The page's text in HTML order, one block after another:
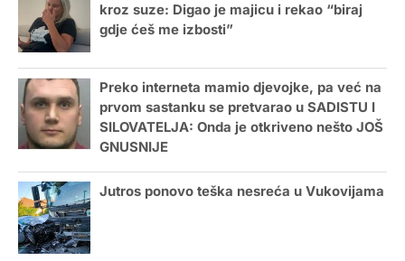
kroz suze: Digao je majicu i rekao “biraj
gdje ćeš me izbosti”
Preko interneta mamio djevojke, pa već na
prvom sastanku se pretvarao u SADISTU I
SILOVATELJA: Onda je otkriveno nešto JOŠ
GNUSNIJE
Jutros ponovo teška nesreća u Vukovijama